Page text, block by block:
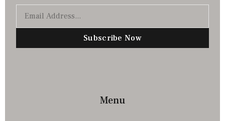
Subscribe Now
Menu